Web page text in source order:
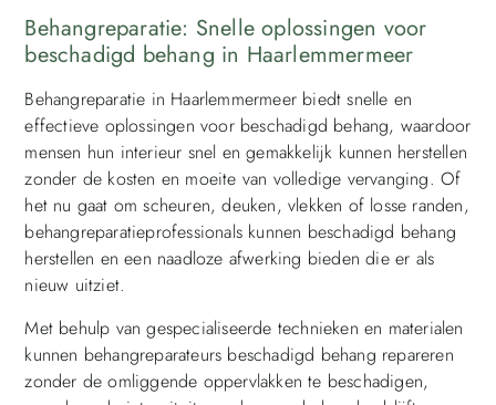
Behangreparatie: Snelle oplossingen voor
beschadigd behang in Haarlemmermeer
Behangreparatie in Haarlemmermeer biedt snelle en
effectieve oplossingen voor beschadigd behang, waardoor
mensen hun interieur snel en gemakkelijk kunnen herstellen
zonder de kosten en moeite van volledige vervanging. Of
het nu gaat om scheuren, deuken, vlekken of losse randen,
behangreparatieprofessionals kunnen beschadigd behang
herstellen en een naadloze afwerking bieden die er als
nieuw uitziet.
Met behulp van gespecialiseerde technieken en materialen
kunnen behangreparateurs beschadigd behang repareren
zonder de omliggende oppervlakken te beschadigen,